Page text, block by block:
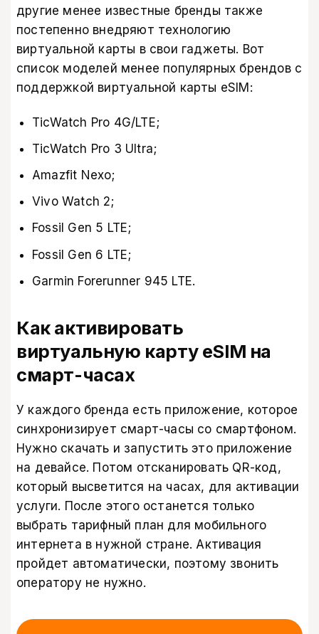
другие менее известные бренды также
постепенно внедряют технологию
виртуальной карты в свои гаджеты. Вот
список моделей менее популярных брендов с
поддержкой виртуальной карты eSIM:
TicWatch Pro 4G/LTE;
TicWatch Pro 3 Ultra;
Amazfit Nexo;
Vivo Watch 2;
Fossil Gen 5 LTE;
Fossil Gen 6 LTE;
Garmin Forerunner 945 LTE.
Как активировать
виртуальную карту eSIM на
смарт-часах
У каждого бренда есть приложение, которое
синхронизирует смарт-часы со смартфоном.
Нужно скачать и запустить это приложение
на девайсе. Потом отсканировать QR-код,
который высветится на часах, для активации
услуги. После этого останется только
выбрать тарифный план для мобильного
интернета в нужной стране. Активация
пройдет автоматически, поэтому звонить
оператору не нужно.